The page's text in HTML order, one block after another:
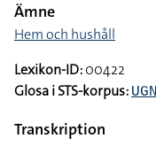
Ämne
Hem och hushåll
Lexikon-ID:00422
Glosa i STS-korpus: UGN
Transkription